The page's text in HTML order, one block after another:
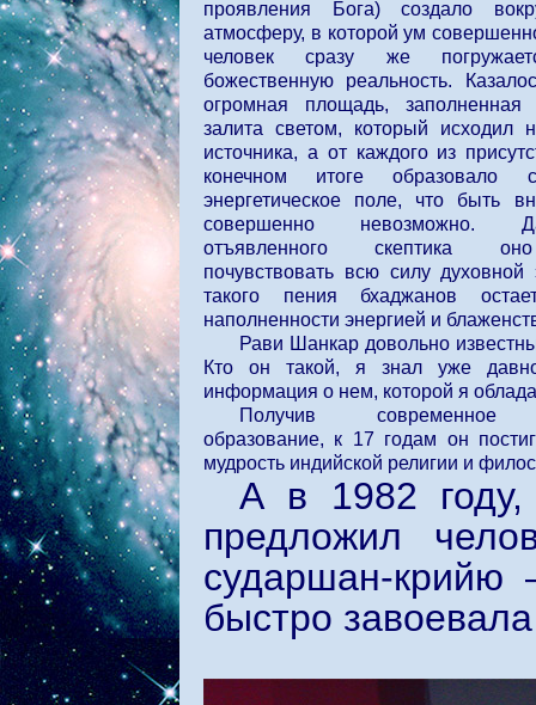
проявления Бога) создало
атмосферу, в которой ум
человек сразу же
божественную реальность.
огромная площадь,
залита светом, который исходил
источника, а от каждого из
конечном итоге образовало
энергетическое поле, что быть
совершенно невозможно.
отъявленного скептика
почувствовать всю силу духовной
такого пения бхаджанов
наполненности энергией и
Рави Шанкар довольно
Кто он такой, я знал уже
информация о нем, которой я
Получив современное
образование, к 17 годам он
мудрость индийской религии и
А в 1982 году,
предложил
сударшан-крийю
быстро